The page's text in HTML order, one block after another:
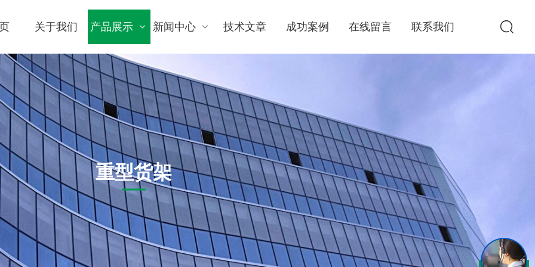
关于我们 产品展示 新闻中心 技术文章 成功案例 在线留言 联系我们
重型货架